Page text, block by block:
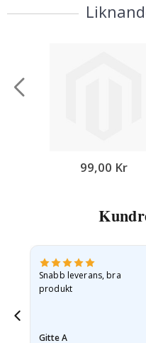
99,00 Kr
Snabb leverans, bra
produkt
Gitte A